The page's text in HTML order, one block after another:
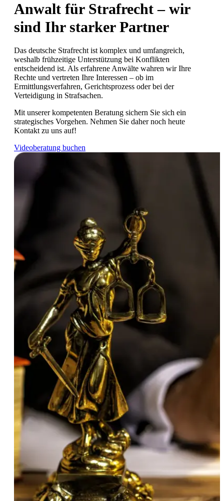
Anwalt für Strafrecht – wir
sind Ihr starker Partner
Das deutsche Strafrecht ist komplex und umfangreich,
weshalb frühzeitige Unterstützung bei Konflikten
entscheidend ist. Als erfahrene Anwälte wahren wir Ihre
Rechte und vertreten Ihre Interessen – ob im
Ermittlungsverfahren, Gerichtsprozess oder bei der
Verteidigung in Strafsachen.
Mit unserer kompetenten Beratung sichern Sie sich ein
strategisches Vorgehen. Nehmen Sie daher noch heute
Kontakt zu uns auf!
Videoberatung buchen